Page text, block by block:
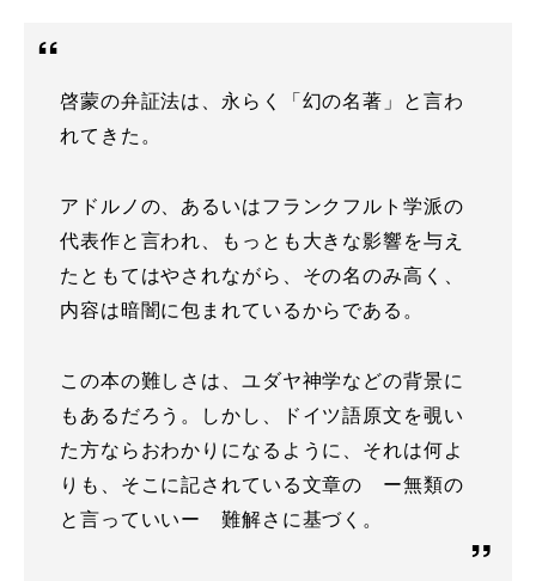
啓蒙の弁証法は、永らく「幻の名著」と言わ
れてきた。
アドルノの、あるいはフランクフルト学派の
代表作と言われ、もっとも大きな影響を与え
たともてはやされながら、その名のみ高く、
内容は暗闇に包まれているからである。
この本の難しさは、ユダヤ神学などの背景に
もあるだろう。しかし、ドイツ語原文を覗い
た方ならおわかりになるように、それは何よ
りも、そこに記されている文章の ー無類の
と言っていいー 難解さに基づく。